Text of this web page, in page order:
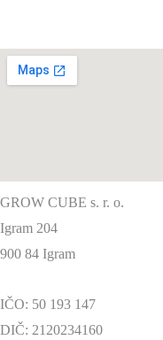
GROW CUBE s. r. o.
Igram 204
900 84 Igram
IČO: 50 193 147
DIČ: 2120234160